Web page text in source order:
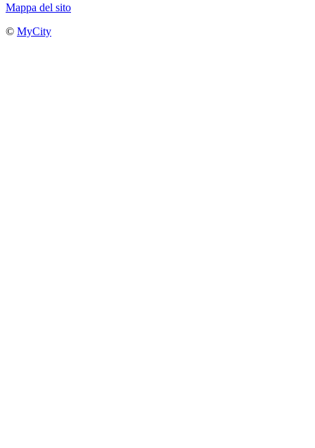
Mappa del sito
© MyCity